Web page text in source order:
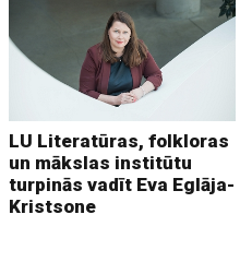
LU Literatūras, folkloras
un mākslas institūtu
turpinās vadīt Eva Eglāja-
Kristsone